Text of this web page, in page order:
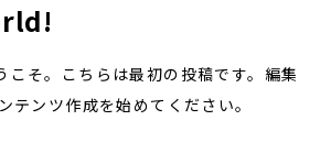
そ。こちらは最初の投稿です。編集
テンツ作成を始めてください。